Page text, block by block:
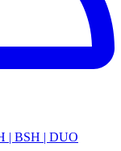
| BSH | DUO